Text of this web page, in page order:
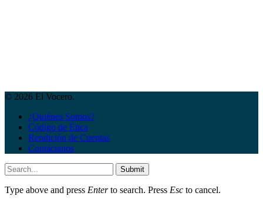
© 2026 El Vocero.
¿Quiénes Somos?
Código de Ética
Rendición de Cuentas
Contáctanos
Submit
Type above and press Enterto search. Press Esc to cancel.